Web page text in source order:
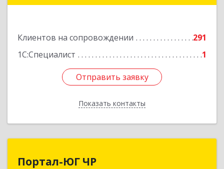
Клиентов на сопровождении
291
1С:Специалист
1
Отправить заявку
Показать контакты
Подробнее
Отправить заявку
Назад
Портал-ЮГ ЧР